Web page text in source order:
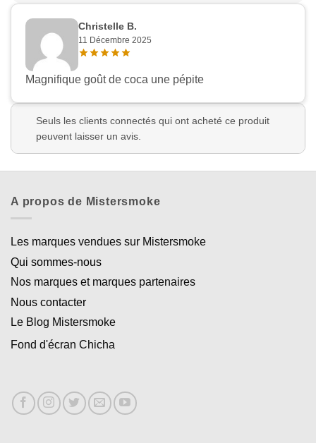
Christelle B.
11 Décembre 2025
Magnifique goût de coca une pépite
Seuls les clients connectés qui ont acheté ce produit
peuvent laisser un avis.
A propos de Mistersmoke
Les marques vendues sur Mistersmoke
Qui sommes-nous
Nos marques et marques partenaires
Nous contacter
Le Blog Mistersmoke
Fond d'écran Chicha